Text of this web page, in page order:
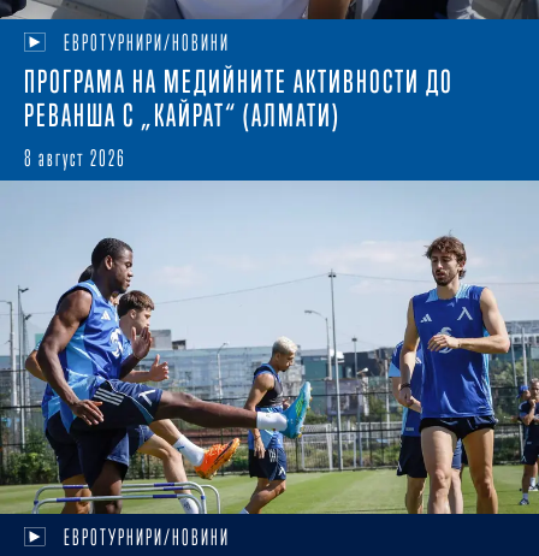
ЕВРОТУРНИРИ/НОВИНИ
ПРОГРАМА НА МЕДИЙНИТЕ АКТИВНОСТИ ДО
РЕВАНША С „КАЙРАТ“ (АЛМАТИ)
8 август 2026
ЕВРОТУРНИРИ/НОВИНИ